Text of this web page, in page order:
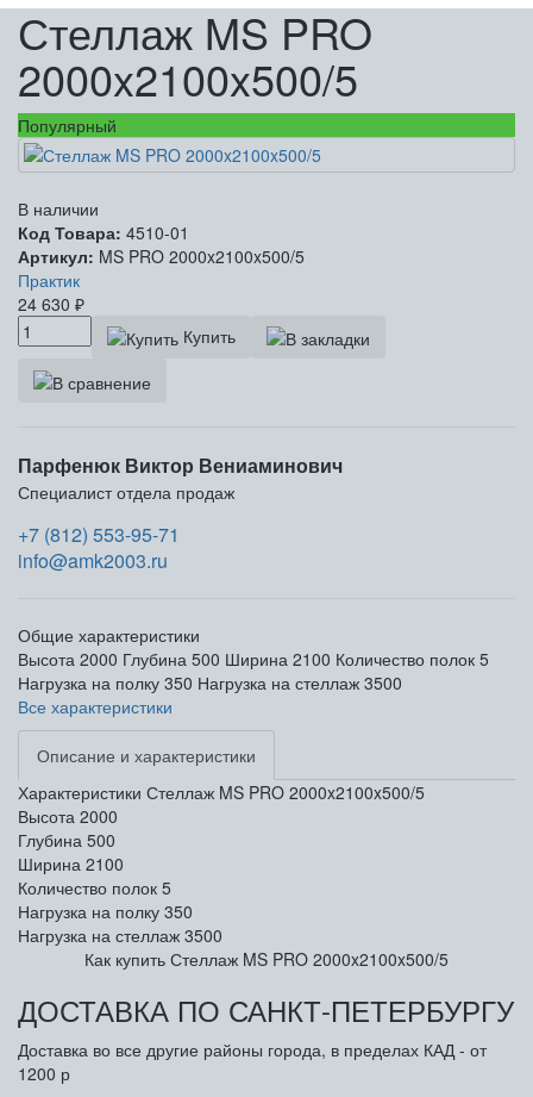
Стеллаж MS PRO
2000x2100x500/5
Популярный
В наличии
Код Товара: 4510-01
Артикул: MS PRO 2000x2100x500/5
Практик
24 630 ₽
Купить
Парфенюк Виктор Вениаминович
Специалист отдела продаж
+7 (812) 553-95-71
info@amk2003.ru
Общие характеристики
Высота 2000 Глубина 500 Ширина 2100 Количество полок 5
Нагрузка на полку 350 Нагрузка на стеллаж 3500
Все характеристики
Описание и характеристики
Характеристики Стеллаж MS PRO 2000x2100x500/5
Высота 2000
Глубина 500
Ширина 2100
Количество полок 5
Нагрузка на полку 350
Нагрузка на стеллаж 3500
Как купить Стеллаж MS PRO 2000x2100x500/5
ДОСТАВКА ПО САНКТ-ПЕТЕРБУРГУ
Доставка во все другие районы города, в пределах КАД - от
1200 р